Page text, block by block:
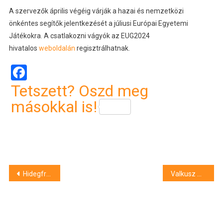
A szervezők április végéig várják a hazai és nemzetközi
önkéntes segítők jelentkezését a júliusi Európai Egyetemi
Játékokra. A csatlakozni vágyók az EUG2024
hivatalos weboldalán regisztrálhatnak.
Facebook
Tetszett? Oszd meg
másokkal is!
Bejegyzés
Hidegfront vet véget az áprilisi nyárnak Valkusz Milán is az X-Faktor egyik mentora lesz